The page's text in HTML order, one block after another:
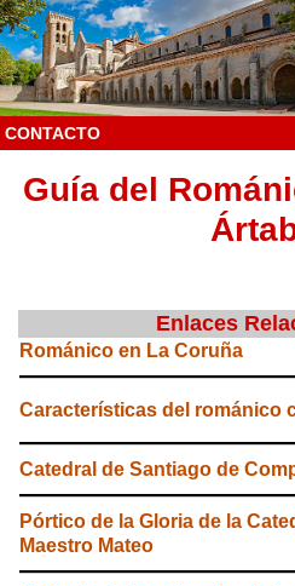
CONTACTO
Guía del
Enlaces
Románico en La Coruña
Características del románico
Catedral de Santiago de
Pórtico de la Gloria de la
Maestro Mateo